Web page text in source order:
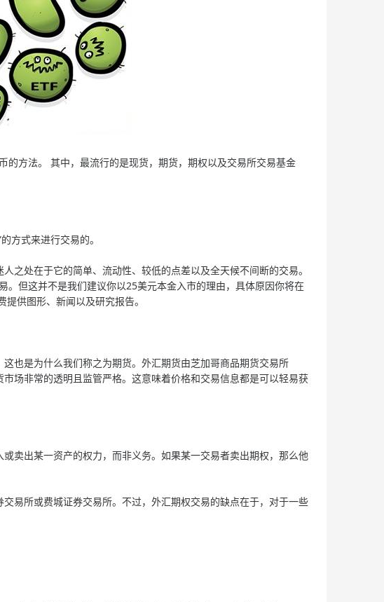
方法。 其中，最流行的是现货，期货，期权以及交易所交易基金
方式来进行交易的。
处在于它的简单、流动性、较低的点差以及全天候不间断的交易。
但这并不是我们建议你以25美元本金入市的理由，具体原因你将在
供图形、新闻以及研究报告。
也是为什么我们称之为期货。外汇期货由芝加哥商品期货交易所
场非常的透明且监管严格。这意味着价格和交易信息都是可以轻易获
出某一资产的权力，而非义务。如果某一交易者卖出期权，那么他
所或费城证券交易所。不过，外汇期权交易的缺点在于，对于一些